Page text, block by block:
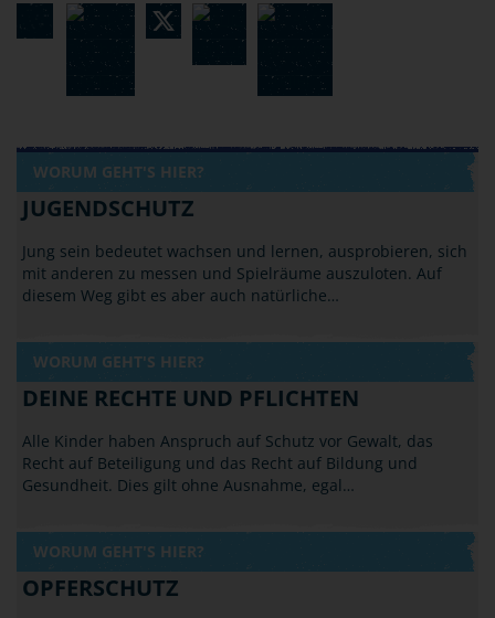
WORUM GEHT'S HIER?
JUGENDSCHUTZ
Jung sein bedeutet wachsen und lernen, ausprobieren, sich
mit anderen zu messen und Spielräume auszuloten. Auf
diesem Weg gibt es aber auch natürliche…
WORUM GEHT'S HIER?
DEINE RECHTE UND PFLICHTEN
Alle Kinder haben Anspruch auf Schutz vor Gewalt, das
Recht auf Beteiligung und das Recht auf Bildung und
Gesundheit. Dies gilt ohne Ausnahme, egal…
WORUM GEHT'S HIER?
OPFERSCHUTZ